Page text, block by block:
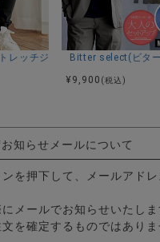
レッチジョッパーパンツ/全4色
Bitter select(ビタ
¥ 9,900 (税込)
お知らせメールについて
を押下して、メールアド
メールでお知らせいたしま
を確定するものではありま